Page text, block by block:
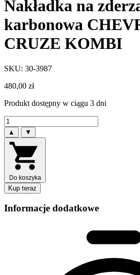
Nakładka na
karbonowa
CRUZE KOMBI
SKU: 30-3987
480,00 zł
Produkt dostępny w ciągu 3 dni
▲ ▼
Do koszyka
Kup teraz
Informacje dodatkowe